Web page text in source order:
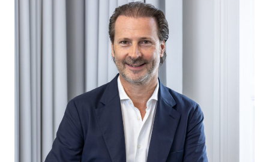
Öffentliche Anbindung: